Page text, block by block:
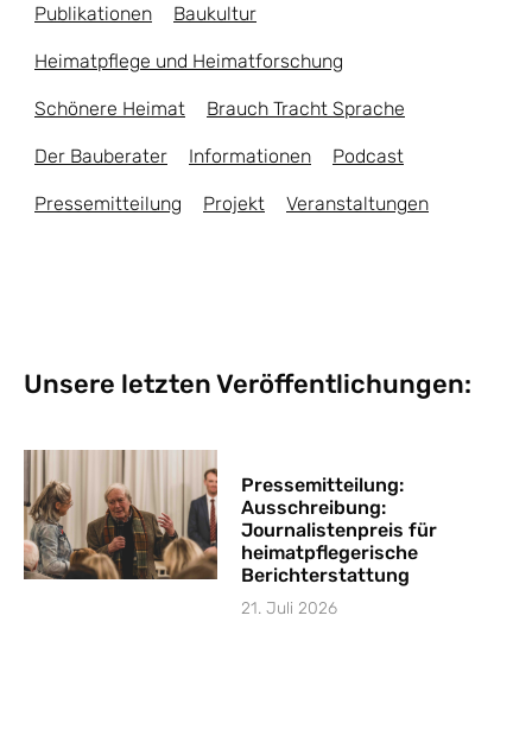
Publikationen Baukultur
Heimatpflege und Heimatforschung
Schönere Heimat Brauch Tracht Sprache
Der Bauberater Informationen Podcast
Pressemitteilung Projekt Veranstaltungen
Unsere letzten Veröffentlichungen:
Pressemitteilung:
Ausschreibung:
Journalistenpreis für
heimatpflegerische
Berichterstattung
21. Juli 2026